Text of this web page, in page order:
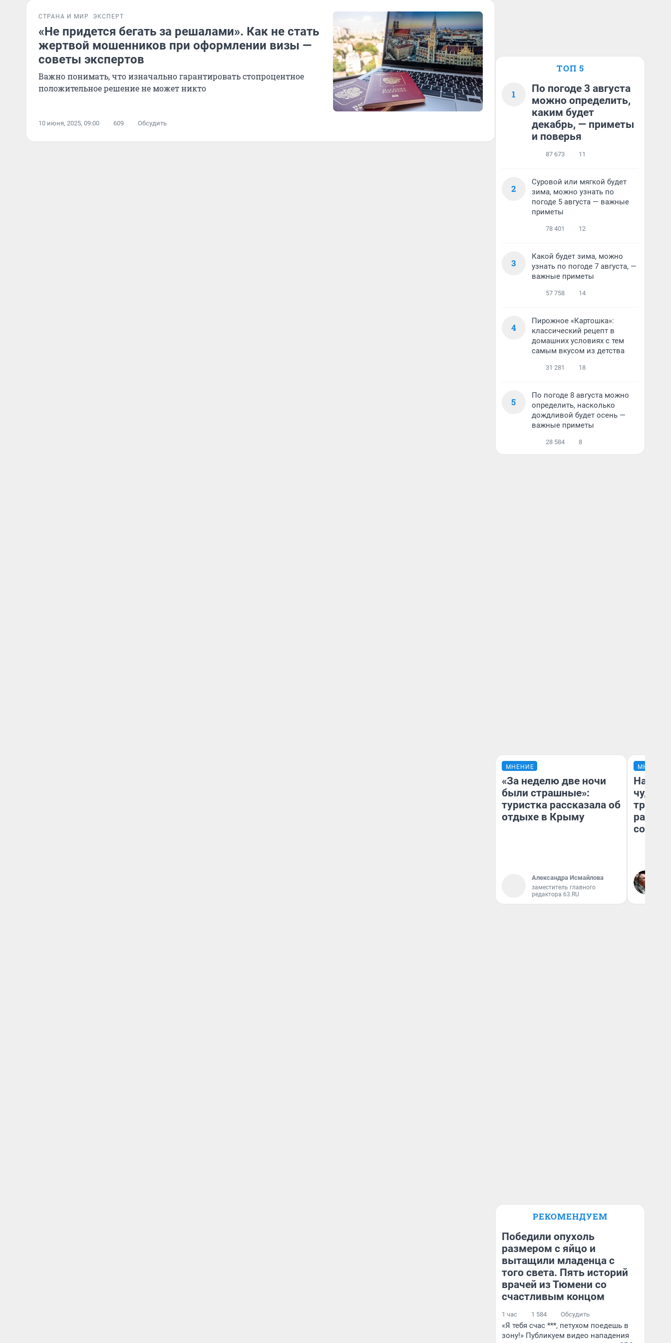
СТРАНА И МИР ЭКСПЕРТ
«Не придется бегать за решалами». Как не стать
жертвой мошенников при оформлении визы —
советы экспертов
Важно понимать, что изначально гарантировать стопроцентное
положительное решение не может никто
10 июня, 2025, 09:00 609 Обсудить
ТОП 5
1
По погоде 3 августа
можно определить,
каким будет
декабрь, — приметы
и поверья
87 673 11
2
Суровой или мягкой будет
зима, можно узнать по
погоде 5 августа — важные
приметы
78 401 12
3
Какой будет зима, можно
узнать по погоде 7 августа, —
важные приметы
57 758 14
4
Пирожное «Картошка»:
классический рецепт в
домашних условиях с тем
самым вкусом из детства
31 281 18
5
По погоде 8 августа можно
определить, насколько
дождливой будет осень —
важные приметы
28 584 8
МНЕНИЕ
«За неделю две ночи
были страшные»:
туристка рассказала об
отдыхе в Крыму
Александра Исмайлова
заместитель главного
редактора 63.RU
МНЕНИЕ
чудом
РЕКОМЕНДУЕМ
Победили опухоль
размером с яйцо и
вытащили младенца с
того света. Пять историй
врачей из Тюмени со
счастливым концом
1 час 1 584 Обсудить
«Я тебя счас ***, петухом поедешь в
зону!» Публикуем видео нападения